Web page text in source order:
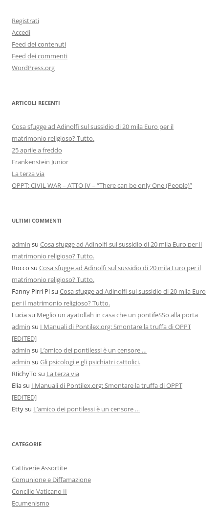
Registrati
Accedi
Feed dei contenuti
Feed dei commenti
WordPress.org
ARTICOLI RECENTI
Cosa sfugge ad Adinolfi sul sussidio di 20 mila Euro per il
matrimonio religioso? Tutto.
25 aprile a freddo
Frankenstein Junior
La terza via
OPPT: CIVIL WAR – ATTO IV – “There can be only One (People)”
ULTIMI COMMENTI
admin su Cosa sfugge ad Adinolfi sul sussidio di 20 mila Euro per il
matrimonio religioso? Tutto.
Rocco su Cosa sfugge ad Adinolfi sul sussidio di 20 mila Euro per il
matrimonio religioso? Tutto.
Fanny Pirri Pisu Cosa sfugge ad Adinolfi sul sussidio di 20 mila Euro
per il matrimonio religioso? Tutto.
Luciasu Meglio un ayatollah in casa che un pontifeSSo alla porta
admin su I Manuali di Pontilex.org: Smontare la truffa di OPPT
[EDITED]
admin su L’amico dei pontilessi è un censore …
admin su Gli psicologi e gli psichiatri cattolici.
RIichyTo su La terza via
Eliasu I Manuali di Pontilex.org: Smontare la truffa di OPPT
[EDITED]
Ettysu L’amico dei pontilessi è un censore …
CATEGORIE
Cattiverie Assortite
Comunione e Diffamazione
Concilio Vaticano II
Ecumenismo